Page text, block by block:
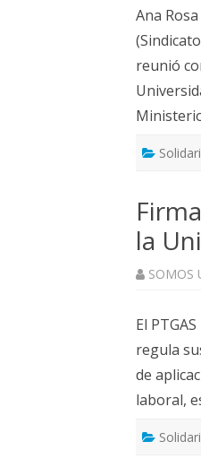
Ana
reunió
la
SOMOS
El
regula
de
laboral,